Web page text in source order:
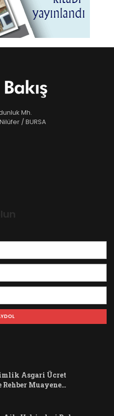
Mh.
/ BURSA
Asgari Ücret
Rehber Muayene…